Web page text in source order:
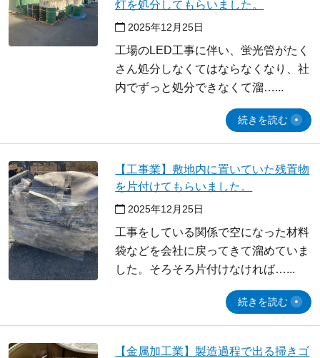
灯を処分してもらいました。
2025年12月25日
工場のLED工事に伴い、蛍光管がたく
さん処分しなくてはならなくなり、社
内でずっと処分できなくて溜…
続きを読む
【工事業】敷地内に置いていた残置物
を片付けてもらいました。
2025年12月25日
工事をしている関係で空になった材料
袋などを会社に戻ってきて溜めていま
した。そろそろ片付けなければ…
続きを読む
【金属加工業】製造過程で出る掃きゴ